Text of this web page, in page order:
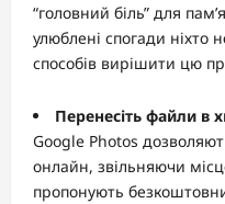
“головний біль” для
улюблені спогади ніхто
способів вирішити цю
Перенесіть файли в
Google Photos
онлайн, звільняючи
пропонують